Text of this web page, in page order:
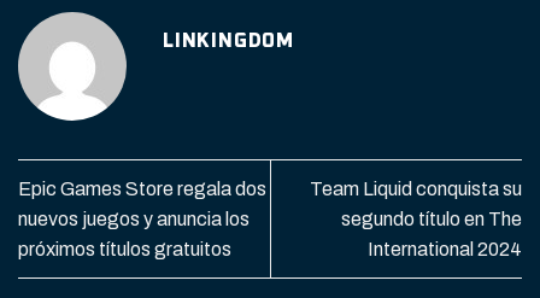
LINKINGDOM
Epic Games Store regala dos
nuevos juegos y anuncia los
próximos títulos gratuitos
Team Liquid conquista su
segundo título en The
International 2024